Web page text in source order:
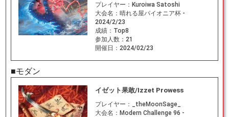
プレイヤー： Kuroiwa Satoshi
大会名： 晴れる屋パイオニア杯 -
2024/2/23
成績： Top8
参加人数： 21
開催日： 2024/02/23
■モダン
イゼット果敢/Izzet Prowess
プレイヤー：
_theMoonSage_
大会名： Modern Challenge 96 -